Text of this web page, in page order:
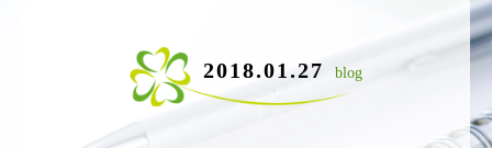
2018.01.27 blog